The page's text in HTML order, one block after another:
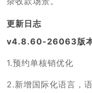
更新日志
v4.8.60-26063版
1.预约单核销优化
2.新增国际化语言，